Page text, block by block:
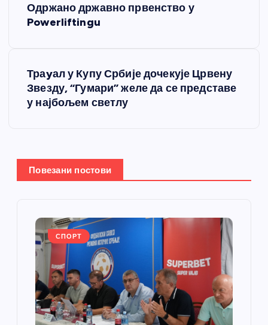
Одржано државно првенство у
Powerliftingu
Траyал у Купу Србије дочекује Црвену
Звезду, “Гумари” желе да се представе
у најбољем светлу
Повезани постови
СПОРТ